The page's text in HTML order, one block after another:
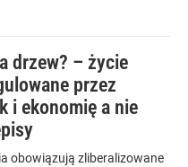
drzew? – życie
przez
i ekonomię a nie
obowiązują zliberalizowane